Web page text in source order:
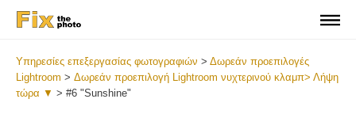
Υπηρεσίες επεξεργασίας φωτογραφιών > Δωρεάν προεπιλογές
Lightroom > Δωρεάν προεπιλογή Lightroom νυχτερινού κλαμπ> Λήψη
τώρα ▼ > #6 "Sunshine"